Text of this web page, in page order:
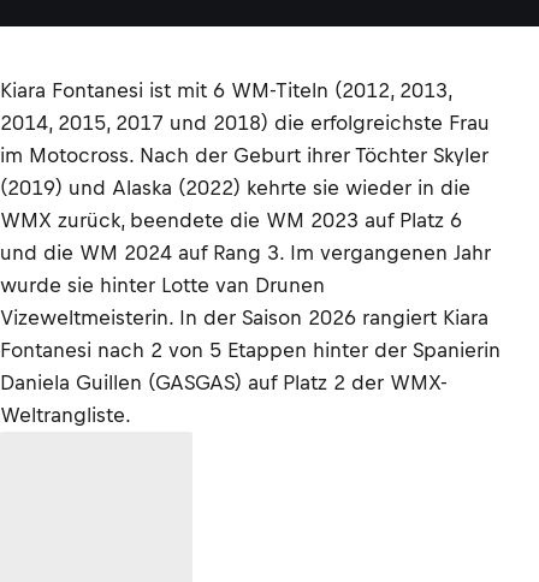
Kiara Fontanesi ist mit 6 WM-Titeln (2012, 2013,
2014, 2015, 2017 und 2018) die erfolgreichste Frau
im Motocross. Nach der Geburt ihrer Töchter Skyler
(2019) und Alaska (2022) kehrte sie wieder in die
WMX zurück, beendete die WM 2023 auf Platz 6
und die WM 2024 auf Rang 3. Im vergangenen Jahr
wurde sie hinter Lotte van Drunen
Vizeweltmeisterin. In der Saison 2026 rangiert Kiara
Fontanesi nach 2 von 5 Etappen hinter der Spanierin
Daniela Guillen (GASGAS) auf Platz 2 der WMX-
Weltrangliste.